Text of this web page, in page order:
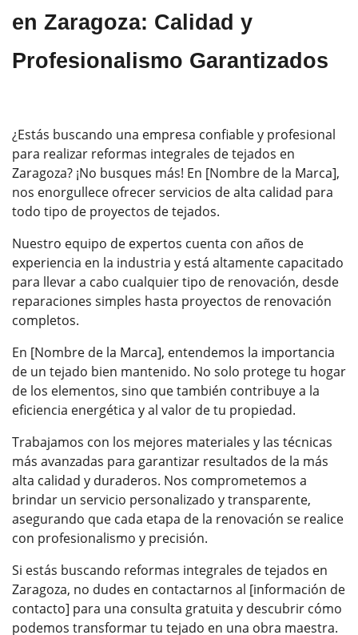
en Zaragoza: Calidad y
Profesionalismo Garantizados
¿Estás buscando una empresa confiable y profesional
para realizar reformas integrales de tejados en
Zaragoza? ¡No busques más! En [Nombre de la Marca],
nos enorgullece ofrecer servicios de alta calidad para
todo tipo de proyectos de tejados.
Nuestro equipo de expertos cuenta con años de
experiencia en la industria y está altamente capacitado
para llevar a cabo cualquier tipo de renovación, desde
reparaciones simples hasta proyectos de renovación
completos.
En [Nombre de la Marca], entendemos la importancia
de un tejado bien mantenido. No solo protege tu hogar
de los elementos, sino que también contribuye a la
eficiencia energética y al valor de tu propiedad.
Trabajamos con los mejores materiales y las técnicas
más avanzadas para garantizar resultados de la más
alta calidad y duraderos. Nos comprometemos a
brindar un servicio personalizado y transparente,
asegurando que cada etapa de la renovación se realice
con profesionalismo y precisión.
Si estás buscando reformas integrales de tejados en
Zaragoza, no dudes en contactarnos al [información de
contacto] para una consulta gratuita y descubrir cómo
podemos transformar tu tejado en una obra maestra.